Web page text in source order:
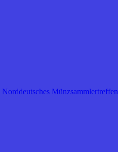
Norddeutsches Münzsammlertreffen